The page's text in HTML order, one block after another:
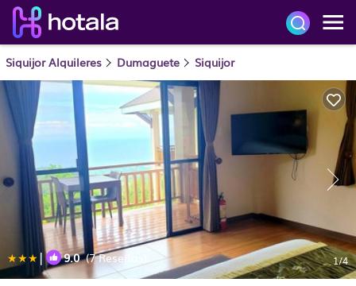
Siquijor Alquileres Dumaguete Siquijor
| 9.0(7 Reseñas) 1/4